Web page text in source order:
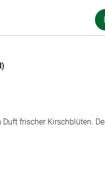
frischer Kirschblüten.